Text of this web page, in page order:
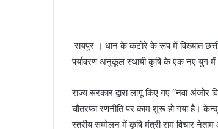
रायपुर । धान के कटोरे के रूप में विख्यात
पर्यावरण अनुकूल स्थायी कृषि के एक नए युग में
राज्य सरकार द्वारा लागू किए गए ‘‘नवा
चौतरफा रणनीति पर काम शुरू हो गया है।
स्तरीय सम्मेलन में कृषि मंत्री राम विचार